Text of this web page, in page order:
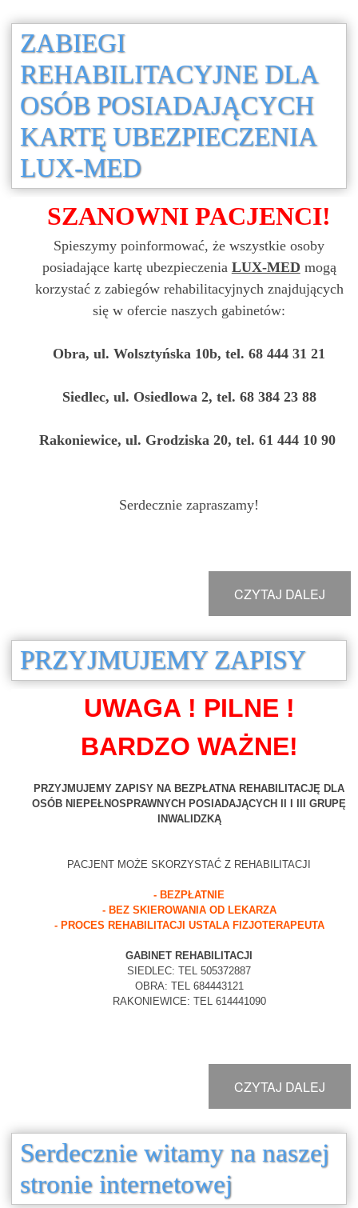
ZABIEGI
REHABILITACYJNE DLA
OSÓB POSIADAJĄCYCH
KARTĘ UBEZPIECZENIA
LUX-MED
SZANOWNI PACJENCI!
Spieszymy poinformować, że wszystkie osoby
posiadające kartę ubezpieczenia LUX-MED mogą
korzystać z zabiegów rehabilitacyjnych znajdujących
się w ofercie naszych gabinetów:
Obra, ul. Wolsztyńska 10b, tel. 68 444 31 21
Siedlec, ul. Osiedlowa 2, tel. 68 384 23 88
Rakoniewice, ul. Grodziska 20, tel. 61 444 10 90
Serdecznie zapraszamy!
CZYTAJ DALEJ
PRZYJMUJEMY ZAPISY
UWAGA ! PILNE !
BARDZO WAŻNE!
PRZYJMUJEMY ZAPISY NA BEZPŁATNA REHABILITACJĘ DLA
OSÓB NIEPEŁNOSPRAWNYCH POSIADAJĄCYCH II I III GRUPĘ
INWALIDZKĄ
PACJENT MOŻE SKORZYSTAĆ Z REHABILITACJI
- BEZPŁATNIE
- BEZ SKIEROWANIA OD LEKARZA
- PROCES REHABILITACJI USTALA FIZJOTERAPEUTA
GABINET REHABILITACJI
SIEDLEC: TEL 505372887
OBRA: TEL 684443121
RAKONIEWICE: TEL 614441090
CZYTAJ DALEJ
Serdecznie witamy na naszej
stronie internetowej